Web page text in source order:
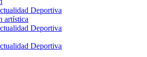
Deportiva
artística
Deportiva
Deportiva